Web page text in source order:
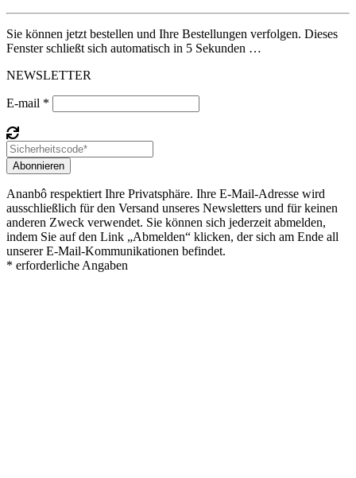
Sie können jetzt bestellen und Ihre Bestellungen verfolgen. Dieses
Fenster schließt sich automatisch in 5 Sekunden …
NEWSLETTER
E-mail *
Abonnieren
Ananbô respektiert Ihre Privatsphäre. Ihre E-Mail-Adresse wird
ausschließlich für den Versand unseres Newsletters und für keinen
anderen Zweck verwendet. Sie können sich jederzeit abmelden,
indem Sie auf den Link „Abmelden“ klicken, der sich am Ende all
unserer E-Mail-Kommunikationen befindet.
* erforderliche Angaben